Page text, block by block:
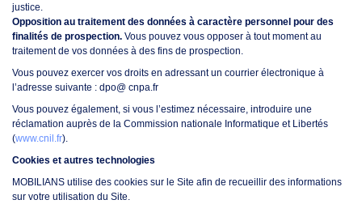
justice.
Opposition au traitement des données à caractère personnel pour des
finalités de prospection. Vous pouvez vous opposer à tout moment au
traitement de vos données à des fins de prospection.
Vous pouvez exercer vos droits en adressant un courrier électronique à
l’adresse suivante : dpo@ cnpa.fr
Vous pouvez également, si vous l’estimez nécessaire, introduire une
réclamation auprès de la Commission nationale Informatique et Libertés
(www.cnil.fr).
Cookies et autres technologies
MOBILIANS utilise des cookies sur le Site afin de recueillir des informations
sur votre utilisation du Site.